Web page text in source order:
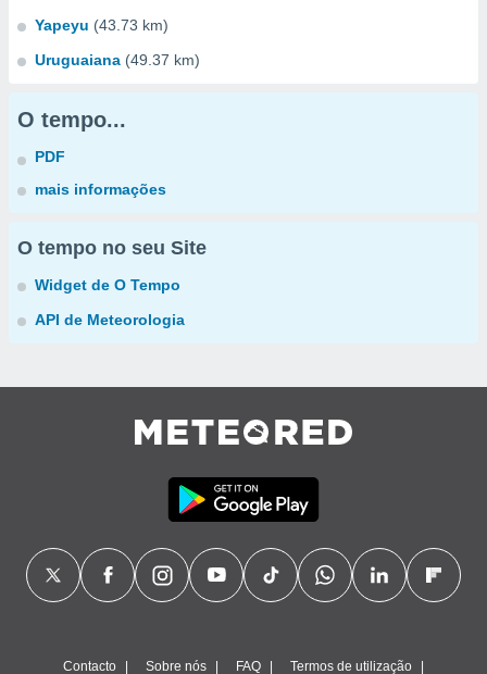
Yapeyu (43.73 km)
Uruguaiana (49.37 km)
O tempo...
PDF
mais informações
O tempo no seu Site
Widget de O Tempo
API de Meteorologia
Contacto Sobre nós FAQ Termos de utilização